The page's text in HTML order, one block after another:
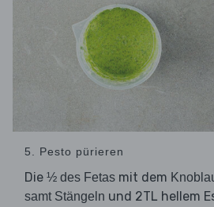
5. Pesto pürieren
Die ½ des Fetas mit dem
samt Stängeln und 2TL hellem